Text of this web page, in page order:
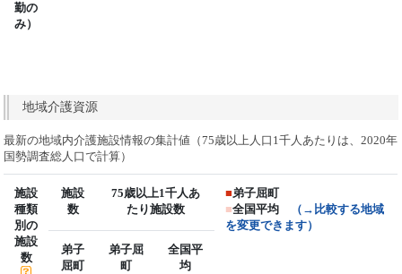
勤の
み）
地域介護資源
最新の地域内介護施設情報の集計値（75歳以上人口1千人あたりは、2020年
国勢調査総人口で計算）
施設
種類
別の
施設
数
施設
数
75歳以上1千人あ
たり施設数
■弟子屈町
■全国平均
（→比較する地域
を変更できます）
弟子
屈町
弟子屈
町
全国平
均